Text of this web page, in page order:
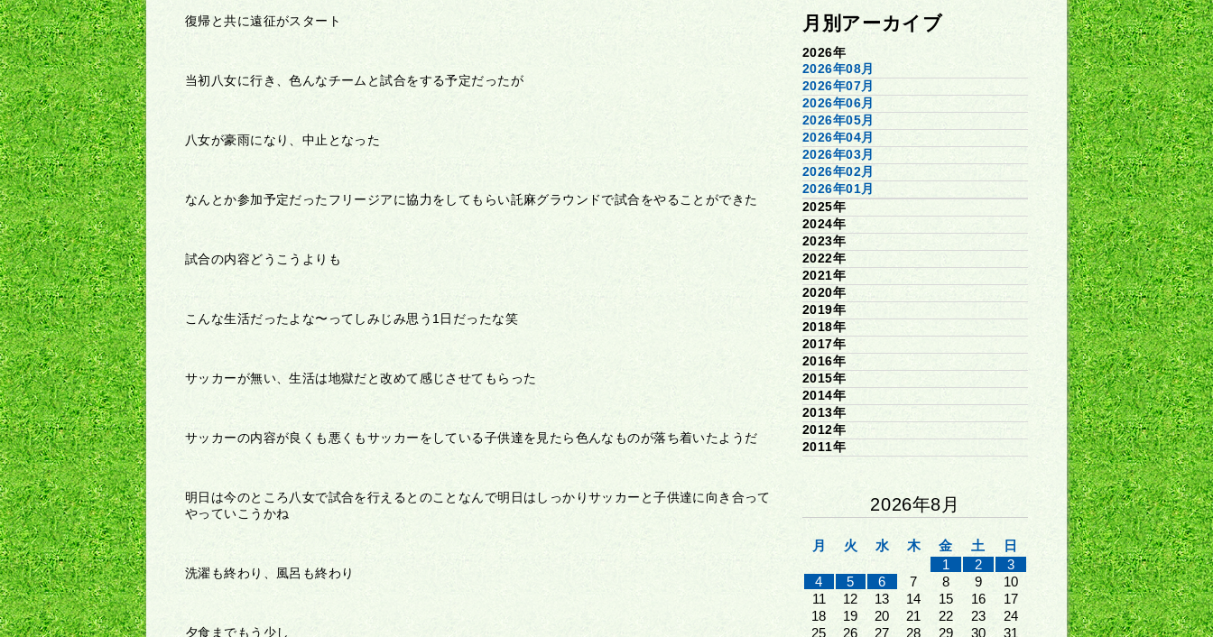
復帰と共に遠征がスタート
当初八女に行き、色んなチームと試合をする予定だったが
八女が豪雨になり、中止となった
なんとか参加予定だったフリージアに協力をしてもらい託麻グラウンドで試合をやることができた
試合の内容どうこうよりも
こんな生活だったよな〜ってしみじみ思う1日だったな笑
サッカーが無い、生活は地獄だと改めて感じさせてもらった
サッカーの内容が良くも悪くもサッカーをしている子供達を見たら色んなものが落ち着いたようだ
明日は今のところ八女で試合を行えるとのことなんで明日はしっかりサッカーと子供達に向き合って
やっていこうかね
洗濯も終わり、風呂も終わり
夕食までもう少し
月別アーカイブ
2026年
2026年08月
2026年07月
2026年06月
2026年05月
2026年04月
2026年03月
2026年02月
2026年01月
2025年
2024年
2023年
2022年
2021年
2020年
2019年
2018年
2017年
2016年
2015年
2014年
2013年
2012年
2011年
2026年8月
月 火 水 木 金 土
日
1
2
3
4
5 6 7 8 9
10
11
12 13 14 15 16
17
18
19 20 21 22 23
24
25
26 27 28 29 30 31